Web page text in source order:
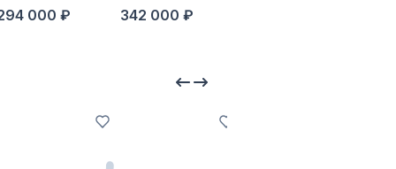
000 ₽ 342 000 ₽